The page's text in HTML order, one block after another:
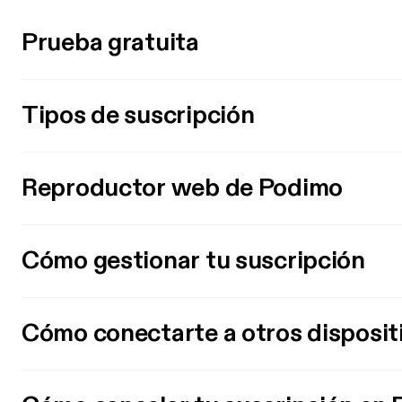
Prueba gratuita
Tipos de suscripción
Reproductor web de Podimo
Cómo gestionar tu suscripción
Cómo conectarte a otros